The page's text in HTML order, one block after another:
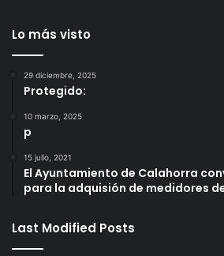
Lo más visto
29 diciembre, 2025
Protegido:
10 marzo, 2025
p
15 julio, 2021
El Ayuntamiento de Calahorra
para la adquisión de medidores
Last Modified Posts